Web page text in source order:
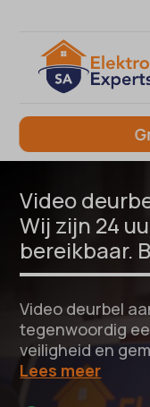
Video
Wij zijn 24
bereikbaar.
Video deurbel
tegenwoordig
veiligheid en
Lees meer